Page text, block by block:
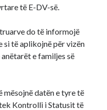
të E-DV-së.
do të informojë
si të aplikojnë për vizën
e familjes së
mësojnë datën e tyre të
Kontrolli i Statusit të